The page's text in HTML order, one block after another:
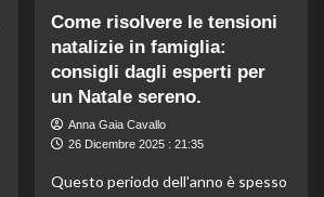
di
benessere
emotivo
con
i
figli
adolescenti
Come risolvere le tensioni
natalizie in famiglia:
consigli dagli esperti per
un Natale sereno.
Anna Gaia Cavallo
26 Dicembre 2025 : 21:35
Questo periodo dell'anno è spesso